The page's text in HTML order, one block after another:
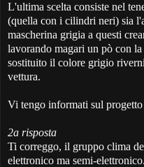
L'ultima scelta consiste nel
(quella con i cilindri neri) sia
mascherina grigia a questi
lavorando magari un pò con
sostituito il colore grigio
vettura.
Vi tengo informati sul
2a risposta
Ti correggo, il gruppo clima
elettronico ma semi-